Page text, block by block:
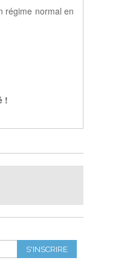
régime normal en
!
S'INSCRIRE